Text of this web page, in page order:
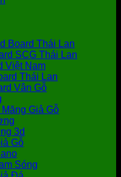
Board Thái Lan
SCG Thái Lan
Việt Nam
Thái Lan
Vân Gỗ
Giả Gỗ
3d
Gỗ
Sóng